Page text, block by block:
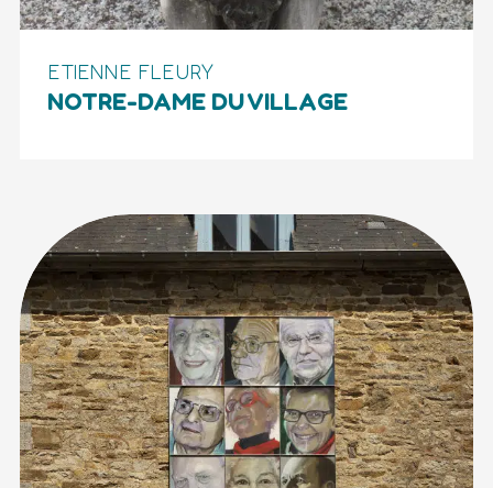
ETIENNE FLEURY
NOTRE-DAME DU VILLAGE